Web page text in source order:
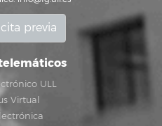
previa
ULL
Virtual